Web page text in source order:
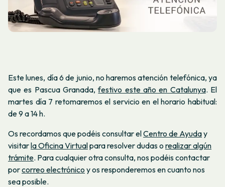
Este lunes, día 6 de junio, no haremos atención telefónica, ya
que es Pascua Granada,festivo este año en Catalunya. El
martes día 7 retomaremos el servicio en el horario habitual:
de 9 a 14 h.
Os recordamos que podéis consultar elCentro de Ayuday
visitarla Oficina Virtualpara resolver dudas o realizar algún
trámite. Para cualquier otra consulta, nos podéis contactar
porcorreo electrónico y os responderemos en cuanto nos
sea posible.